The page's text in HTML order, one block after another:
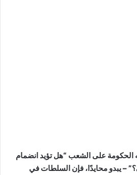
على الشعب “هل تؤيد انضمام
– يبدو محايدًا، فإن السلطات في